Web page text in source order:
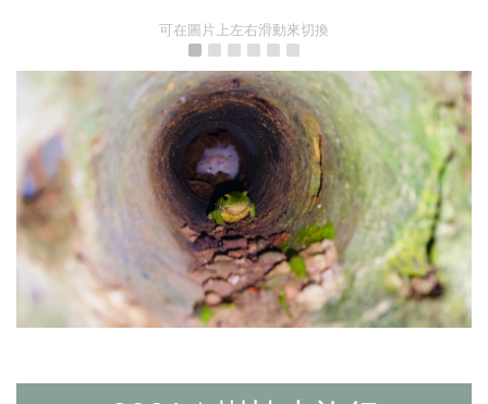
可在圖片上左右滑動來切換